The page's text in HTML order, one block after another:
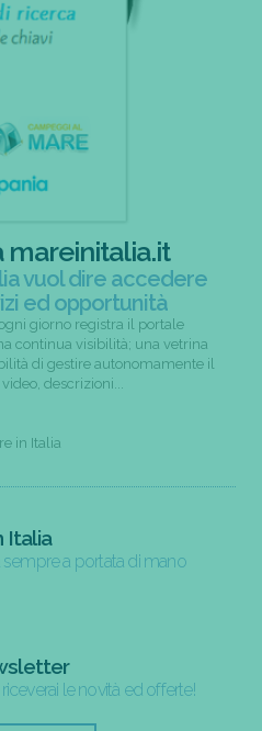
mareinitalia.it
vuol dire accedere
ed opportunità
giorno registra il portale
continua visibilità; una vetrina
di gestire autonomamente il
descrizioni...
in Italia
Italia
sempre a portata di mano
le novità ed offerte!